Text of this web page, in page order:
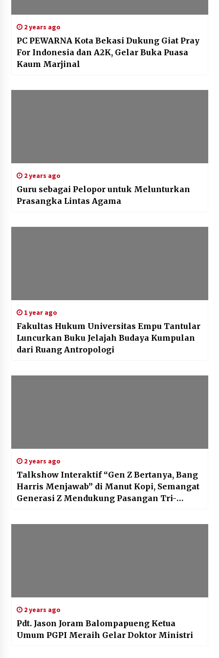
2 years ago
PC PEWARNA Kota Bekasi Dukung Giat Pray
For Indonesia dan A2K, Gelar Buka Puasa
Kaum Marjinal
2 years ago
Guru sebagai Pelopor untuk Melunturkan
Prasangka Lintas Agama
1 year ago
Fakultas Hukum Universitas Empu Tantular
Luncurkan Buku Jelajah Budaya Kumpulan
dari Ruang Antropologi
2 years ago
Talkshow Interaktif “Gen Z Bertanya, Bang
Harris Menjawab” di Manut Kopi, Semangat
Generasi Z Mendukung Pasangan Tri-
2 years ago
Pdt. Jason Joram Balompapueng Ketua
Umum PGPI Meraih Gelar Doktor Ministri